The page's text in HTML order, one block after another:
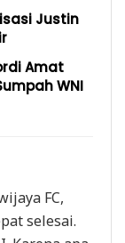
Justin
Amat
WNI
FC,
selesai.